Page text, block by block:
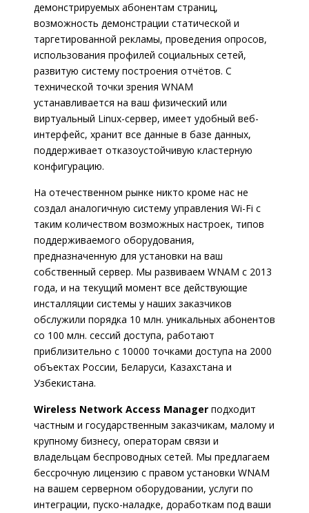
демонстрируемых абонентам страниц,
возможность демонстрации статической и
таргетированной рекламы, проведения опросов,
использования профилей социальных сетей,
развитую систему построения отчётов. С
технической точки зрения WNAM
устанавливается на ваш физический или
виртуальный Linux-сервер, имеет удобный веб-
интерфейс, хранит все данные в базе данных,
поддерживает отказоустойчивую кластерную
конфигурацию.
На отечественном рынке никто кроме нас не
создал аналогичную систему управления Wi-Fi с
таким количеством возможных настроек, типов
поддерживаемого оборудования,
предназначенную для установки на ваш
собственный сервер. Мы развиваем WNAM c 2013
года, и на текущий момент все действующие
инсталляции системы у наших заказчиков
обслужили порядка 10 млн. уникальных абонентов
со 100 млн. сессий доступа, работают
приблизительно с 10000 точками доступа на 2000
объектах России, Беларуси, Казахстана и
Узбекистана.
Wireless Network Access Manager подходит
частным и государственным заказчикам, малому и
крупному бизнесу, операторам связи и
владельцам беспроводных сетей. Мы предлагаем
бессрочную лицензию с правом установки WNAM
на вашем серверном оборудовании, услуги по
интеграции, пуско-наладке, доработкам под ваши